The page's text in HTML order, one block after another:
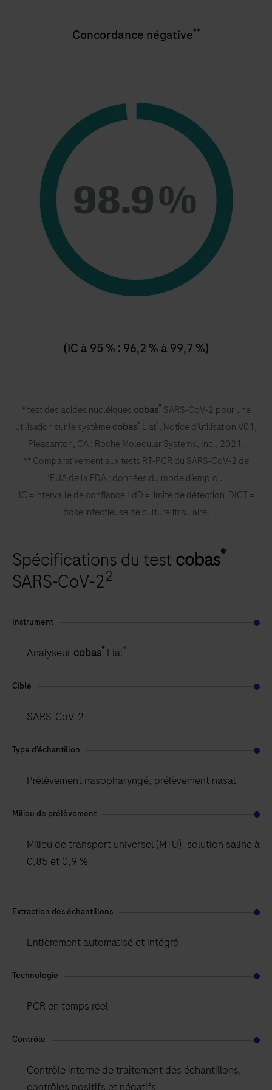
Concordance négative**
(IC à 95 % : 96,2 % à 99,7 %)
* test des acides nucléiques cobas® SARS-CoV-2 pour une
utilisation sur le système cobas® Liat , Notice d’utilisation V01,
Pleasanton, CA ; Roche Molecular Systems, Inc., 2021.
** Comparativement aux tests RT-PCR du SARS-CoV-2 de
l’EUA de la FDA ; données du mode d’emploi.
IC = intervalle de confiance LdD = limite de détection DICT =
dose infectieuse de culture tissulaire.
Spécifications du testcobas®
SARS-CoV-22
Instrument
Analyseur cobas®Liat®
Cible
SARS-CoV-2
Type d’échantillon
Prélèvement nasopharyngé, prélèvement nasal
Milieu de prélèvement
Milieu de transport universel (MTU), solution saline à
0,85 et 0,9 %
Extraction des échantillons
Entièrement automatisé et intégré
Technologie
PCR en temps réel
Contrôle
Contrôle interne de traitement des échantillons,
contrôles positifs et négatifs